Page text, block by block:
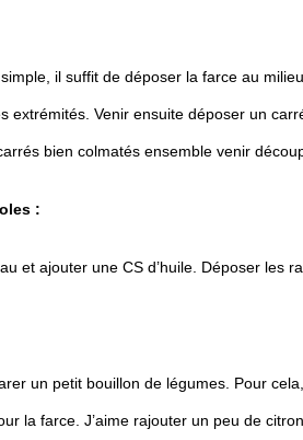
il suffit de déposer la farce au
extrémités. Venir ensuite déposer un
bien colmatés ensemble venir
:
et ajouter une CS d’huile. Déposer les
un petit bouillon de légumes. Pour
la farce. J’aime rajouter un peu de